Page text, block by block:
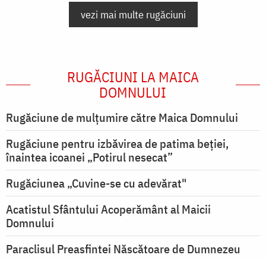
vezi mai multe rugăciuni
RUGĂCIUNI LA MAICA
DOMNULUI
Rugăciune de mulţumire către Maica Domnului
Rugăciune pentru izbăvirea de patima beției,
înaintea icoanei „Potirul nesecat”
Rugăciunea „Cuvine-se cu adevărat"
Acatistul Sfântului Acoperământ al Maicii
Domnului
Paraclisul Preasfintei Născătoare de Dumnezeu